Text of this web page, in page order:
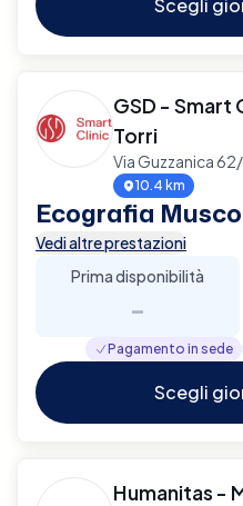
GSD - Smart
Torri
Via Guzzanica
10.4 km
Ecografia
Vedi altre prestazioni
Prima disponibilità
-
Pagamento in sede
Scegli
Humanitas -